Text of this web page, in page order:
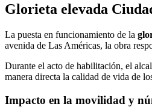
Glorieta elevada
La puesta en funcionamiento de la
avenida de Las Américas, la obra
Durante el acto de habilitación, el
manera directa la calidad de vida de
Impacto en la movilidad y